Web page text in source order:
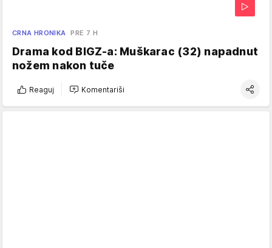
CRNA HRONIKA PRE 7 H
Drama kod BIGZ-a: Muškarac (32) napadnut
nožem nakon tuče
Reaguj Komentariši